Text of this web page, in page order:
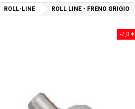
ROLL-LINE ROLL LINE - FRENO GRIGIO
-2,0 €